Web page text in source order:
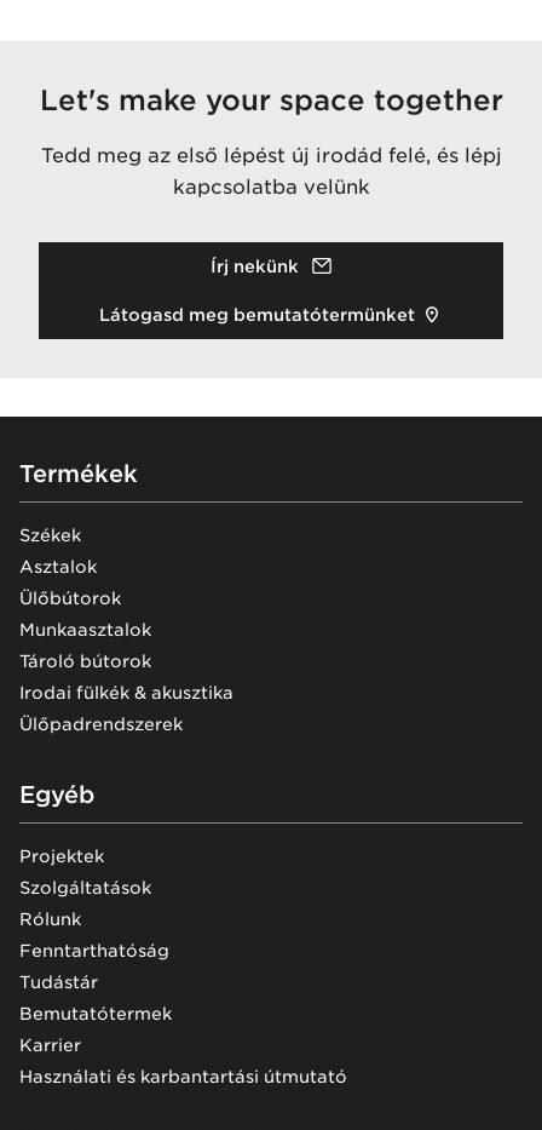
Let's make your space together
Tedd meg az első lépést új irodád felé, és lépj
kapcsolatba velünk
Írj nekünk
Látogasd meg bemutatótermünket
Footer
Termékek
Székek
Asztalok
Ülőbútorok
Munkaasztalok
Tároló bútorok
Irodai fülkék & akusztika
Ülőpadrendszerek
Egyéb
Projektek
Szolgáltatások
Rólunk
Fenntarthatóság
Tudástár
Bemutatótermek
Karrier
Használati és karbantartási útmutató